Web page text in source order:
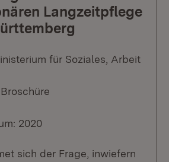
Langzeitpflege
für Soziales, Arbeit
2020
sich der Frage, inwiefern